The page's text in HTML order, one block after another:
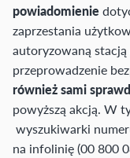
powiadomienie
zaprzestania
autoryzowaną
przeprowadzenie
również sami
powyższą akcją. W
wyszukiwarki
na infolinię (00 800